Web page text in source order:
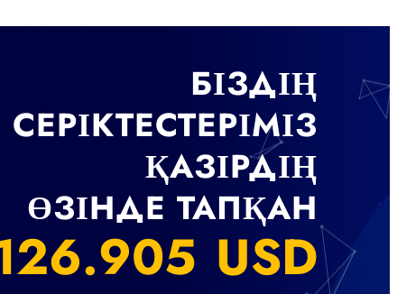
БІЗДІҢ
СЕРІКТЕСТЕРІМІЗ
ҚАЗІРДІҢ
ӨЗІНДЕ ТАПҚАН
157.608 USD